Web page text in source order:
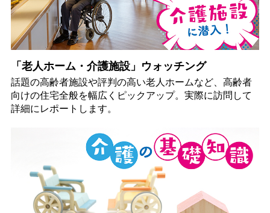
「老人ホーム・介護施設」ウォッチング
話題の高齢者施設や評判の高い老人ホームなど、高齢者
向けの住宅全般を幅広くピックアップ。実際に訪問して
詳細にレポートします。